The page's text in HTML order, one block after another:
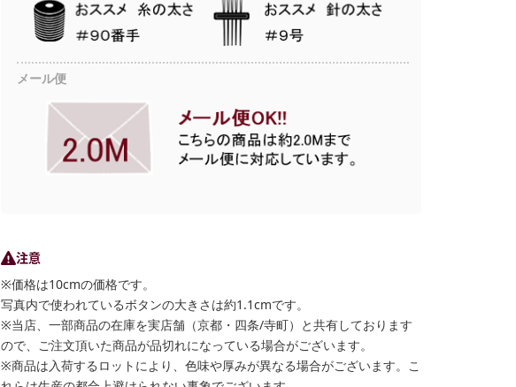
メール便
注意
※価格は10cmの価格です。
写真内で使われているボタンの大きさは約1.1cmです。
※当店、一部商品の在庫を実店舗（京都・四条/寺町）と共有しております
ので、ご注文頂いた商品が品切れになっている場合がございます。
※商品は入荷するロットにより、色味や厚みが異なる場合がございます。こ